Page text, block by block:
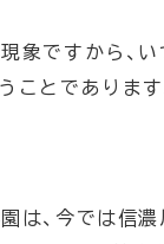
象ですから、
ことであります
は、今では信